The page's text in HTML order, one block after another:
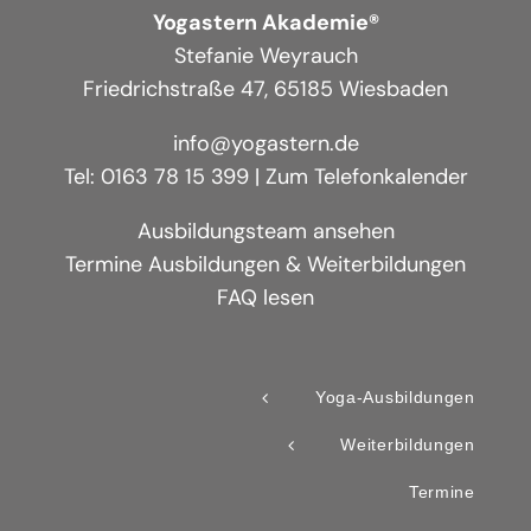
Yogastern Akademie®
Stefanie Weyrauch
Friedrichstraße 47, 65185 Wiesbaden
info@yogastern.de
Tel: 0163 78 15 399 | Zum Telefonkalender
Ausbildungsteam ansehen
Termine Ausbildungen & Weiterbildungen
FAQ lesen
Yoga-Ausbildungen
Weiterbildungen
Termine